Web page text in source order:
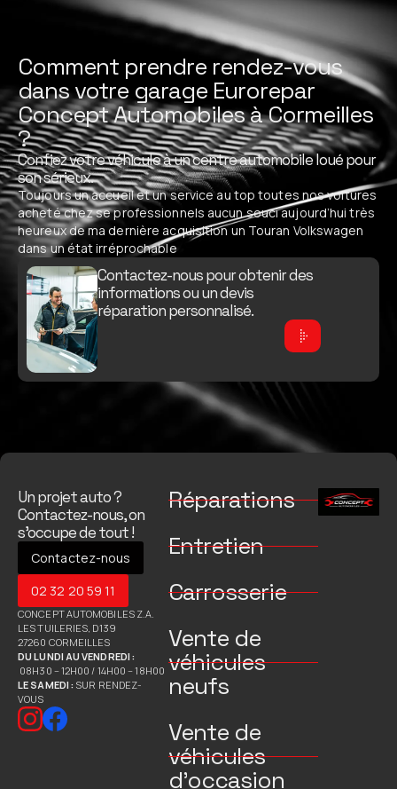
Comment prendre rendez-vous
dans votre garage Eurorepar
Concept Automobiles à Cormeilles
?
Confiez votre véhicule à un centre automobile loué pour
son sérieux.
Toujours un accueil et un service au top toutes nos voitures
acheté chez se professionnels aucun souci aujourd’hui très
heureux de ma dernière acquisition un Touran Volkswagen
dans un état irréprochable
Contactez-nous pour obtenir des
informations ou un devis
réparation personnalisé.
Un projet auto ?
Contactez-nous, on
s’occupe de tout !
Contactez-nous
02 32 20 59 11
CONCEPT AUTOMOBILES Z.A.
LES TUILERIES, D139
27260 CORMEILLES
DU LUNDI AU VENDREDI :
08H30 – 12H00 / 14H00 – 18H00
LE SAMEDI : SUR RENDEZ-
VOUS
Réparations
Entretien
Carrosserie
Vente de
véhicules
neufs
Vente de
véhicules
d’occasion